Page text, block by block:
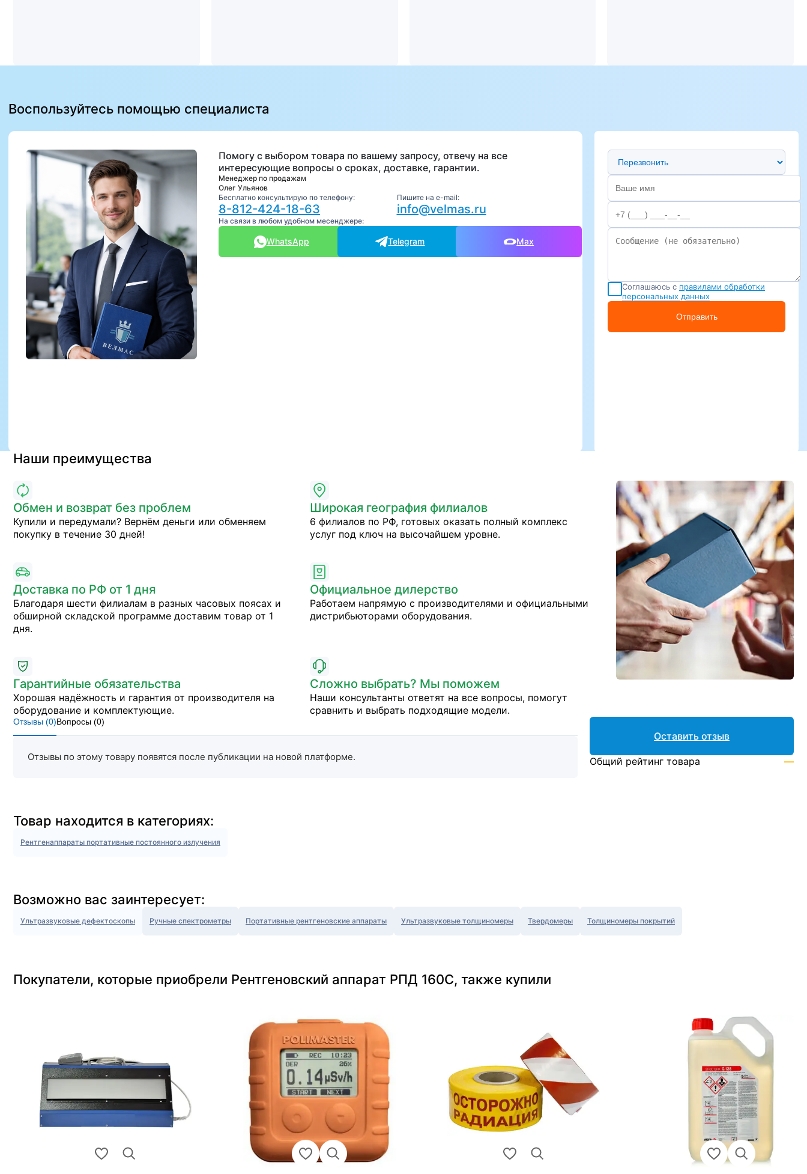
Воспользуйтесь помощью специалиста
Помогу с выбором товара по вашему запросу, отвечу на все
интересующие вопросы о сроках, доставке, гарантии.
Менеджер по продажам
Олег Ульянов
Бесплатно консультирую по телефону:
8-812-424-18-63
Пишите на e-mail:
info@velmas.ru
На связи в любом удобном месенджере:
WhatsApp Telegram Max
Предпочтительный способ связи
Соглашаюсь с правилами обработки
персональных данных
Отправить
Наши преимущества
Обмен и возврат без проблем
Купили и передумали? Вернём деньги или обменяем
покупку в течение 30 дней!
Широкая география филиалов
6 филиалов по РФ, готовых оказать полный комплекс
услуг под ключ на высочайшем уровне.
Доставка по РФ от 1 дня
Благодаря шести филиалам в разных часовых поясах и
обширной складской программе доставим товар от 1
дня.
Официальное дилерство
Работаем напрямую с производителями и официальными
дистрибьюторами оборудования.
Гарантийные обязательства
Хорошая надёжность и гарантия от производителя на
оборудование и комплектующие.
Сложно выбрать? Мы поможем
Наши консультанты ответят на все вопросы, помогут
сравнить и выбрать подходящие модели.
Отзывы (0)Вопросы (0)
Отзывы по этому товару появятся после публикации на новой платформе.
Оставить отзыв
Общий рейтинг товара —
Товар находится в категориях:
Рентгенаппараты портативные постоянного излучения
Возможно вас заинтересует:
Ультразвуковые дефектоскопы Ручные спектрометры Портативные рентгеновские аппараты Ультразвуковые толщиномеры Твердомеры Толщиномеры покрытий
Покупатели, которые приобрели Рентгеновский аппарат РПД 160С, также купили